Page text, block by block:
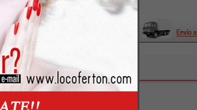
Localización
Motos Quin